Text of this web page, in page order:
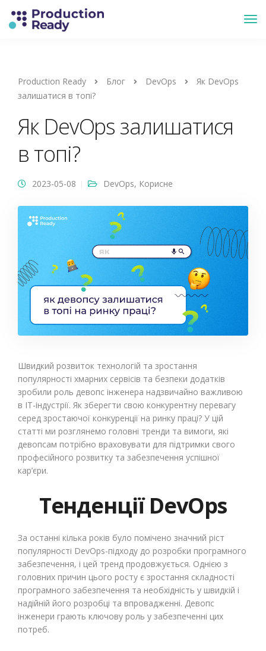
Production Ready Блог DevOps
Як DevOps
залишатися в топі?
Як DevOps залишатися
в топі?
2023-05-08 DevOps, Корисне
Швидкий розвиток технологій та зростання
популярності хмарних сервісів та безпеки додатків
зробили роль девопс інженера надзвичайно важливою
в IT-індустрії. Як зберегти свою конкурентну перевагу
серед зростаючої конкуренції на ринку праці? У цій
статті ми розглянемо головні тренди та вимоги, які
девопсам потрібно враховувати для підтримки свого
професійного розвитку та забезпечення успішної
кар’єри.
Тенденції DevOps
За останні кілька років було помічено значний ріст
популярності DevOps-підходу до розробки програмного
забезпечення, і цей тренд продовжується. Однією з
головних причин цього росту є зростання складності
програмного забезпечення та необхідність у швидкій і
надійній його розробці та впровадженні. Девопс
інженери грають ключову роль у забезпеченні цих
потреб.